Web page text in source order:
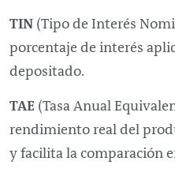
TIN (Tipo de Interés
porcentaje de interés
depositado.
TAE (Tasa Anual
rendimiento real del
y facilita la comparación